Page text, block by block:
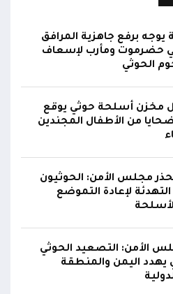
بالسلاح الثقيل يستهدف
المعزوب والعبارى في
حوثية ويتصدى للمسيرات
يوجه برفع جاهزية المرافق
حضرموت ومأرب لإسعاف
الحوثي
مخزن أسلحة حوثي يوقع
من الأطفال المجندين
مجلس الأمن: الحوثيون
لإعادة التموضع
الأمن: التصعيد الحوثي
يهدد اليمن والمنطقة